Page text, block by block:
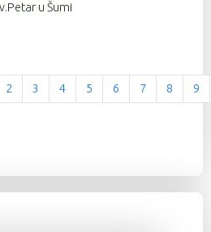
u Šumi
2 3 4 5 6 7 8 9